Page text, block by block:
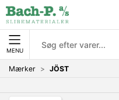
MENU
Mærker JÖST